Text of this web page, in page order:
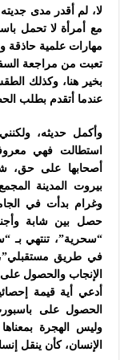
لا، لم أقدر مدى
مع أمرأة لا تحمل
مهارات علمية حاذقة
تعبت من مراجعة
بخير هنا، وكذلك
عندما أتقدم بطلب
وأكمل حديثه،
استطالت فهي
أصحابها على حق،
بيروت المدينة
وغرام بدأت في
حصل بين شابة
“سحرية”، تنتهي
في طريق مستقبلي”،
الإنجاب والحصول
أدعي أية قيمة
الحصول على
وليس الهجرة
الإنسان، كأن ينقل